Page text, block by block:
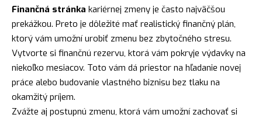
Finančná stránka kariérnej zmeny je často najväčšou
prekážkou. Preto je dôležité mať realistický finančný plán,
ktorý vám umožní urobiť zmenu bez zbytočného stresu.
Vytvorte si finančnú rezervu, ktorá vám pokryje výdavky na
niekoľko mesiacov. Toto vám dá priestor na hľadanie novej
práce alebo budovanie vlastného biznisu bez tlaku na
okamžitý príjem.
Zvážte aj postupnú zmenu, ktorá vám umožní zachovať si